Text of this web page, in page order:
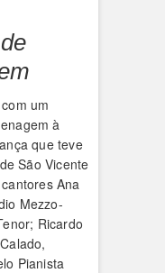
um
à
que teve
São Vicente
Ana
Mezzo-
Ricardo
Pianista